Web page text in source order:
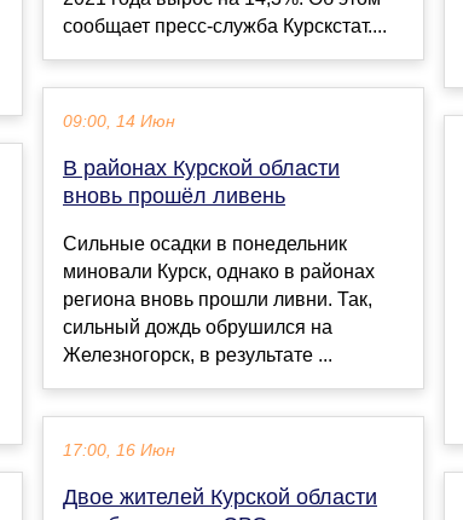
сообщает пресс-служба Курскстат....
09:00, 14 Июн
В районах Курской области
вновь прошёл ливень
Сильные осадки в понедельник
миновали Курск, однако в районах
региона вновь прошли ливни. Так,
сильный дождь обрушился на
Железногорск, в результате ...
17:00, 16 Июн
Двое жителей Курской области